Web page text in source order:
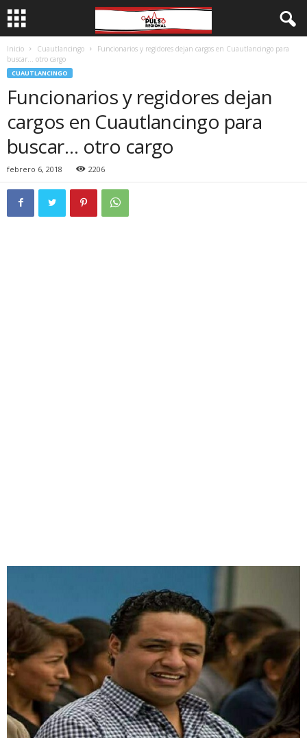
Inicio Cuautlancingo
Funcionarios y regidores dejan cargos en Cuautlancingo para
buscar… otro cargo
CUAUTLANCINGO
Funcionarios y regidores dejan
cargos en Cuautlancingo para
buscar… otro cargo
febrero 6, 2018 2206